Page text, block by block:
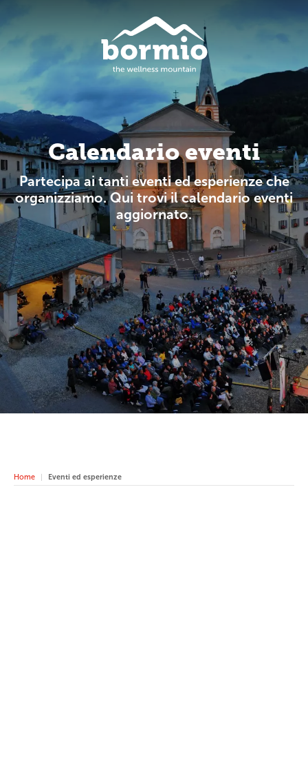
Calendario eventi
Partecipa ai tanti eventi ed esperienze che
organizziamo. Qui trovi il calendario eventi
aggiornato.
Home Eventi ed esperienze